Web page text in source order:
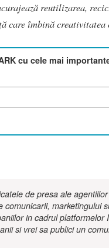
reutilizarea,
care îmbină creativitatea
cu cele mai
de presa ale
marketingului
in cadrul platformelor
si vrei sa publici un